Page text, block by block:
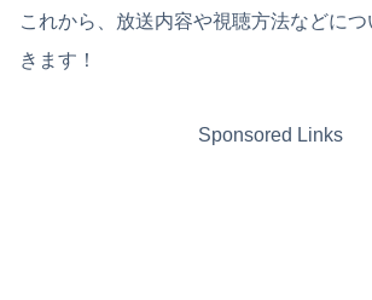
これから、放送内容や視聴方法などに
きます！
Sponsored Links